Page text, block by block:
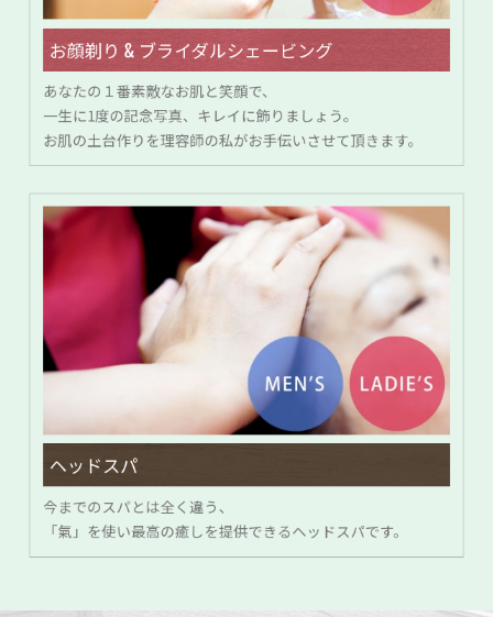
お顔剃り & ブライダルシェービング
あなたの１番素敵なお肌と笑顔で、
一生に1度の記念写真、キレイに飾りましょう。
お肌の土台作りを理容師の私がお手伝いさせて頂きます。
ヘッドスパ
今までのスパとは全く違う、
「氣」を使い最高の癒しを提供できるヘッドスパです。